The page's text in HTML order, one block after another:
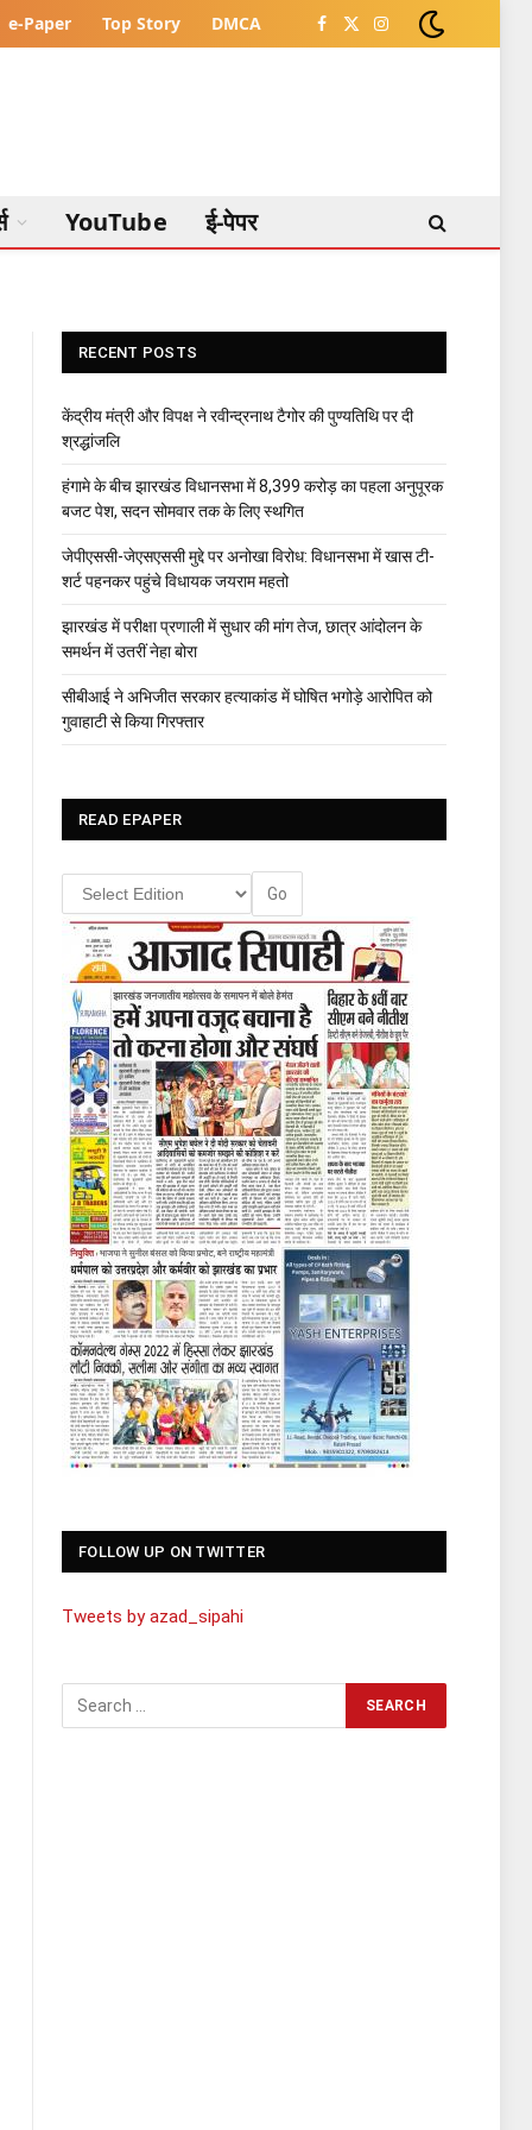
e-Paper Top Story DMCA Facebook
X
Instagram
YouTube ई-पेपर
RECENT POSTS
केंद्रीय मंत्री और विपक्ष ने रवीन्द्रनाथ टैगोर की पुण्यतिथि पर दी
श्रद्धांजलि
हंगामे के बीच झारखंड विधानसभा में 8,399 करोड़ का पहला अनुपूरक
बजट पेश, सदन सोमवार तक के लिए स्थगित
जेपीएससी-जेएसएससी मुद्दे पर अनोखा विरोध: विधानसभा में खास टी-
शर्ट पहनकर पहुंचे विधायक जयराम महतो
झारखंड में परीक्षा प्रणाली में सुधार की मांग तेज, छात्र आंदोलन के
समर्थन में उतरीं नेहा बोरा
सीबीआई ने अभिजीत सरकार हत्याकांड में घोषित भगोड़े आरोपित को
गुवाहाटी से किया गिरफ्तार
READ EPAPER
FOLLOW UP ON TWITTER
Tweets by azad_sipahi